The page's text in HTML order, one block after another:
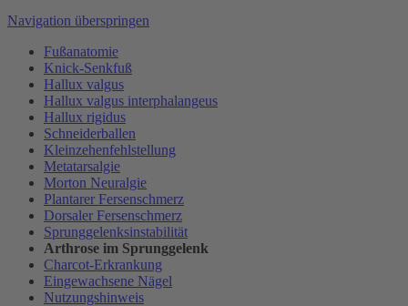
Navigation überspringen
Fußanatomie
Knick-Senkfuß
Hallux valgus
Hallux valgus interphalangeus
Hallux rigidus
Schneiderballen
Kleinzehen­fehlstellung
Metatarsalgie
Morton Neuralgie
Plantarer Fersenschmerz
Dorsaler Fersenschmerz
Sprunggelenksinstabilität
Arthrose im Sprunggelenk
Charcot-Erkrankung
Eingewachsene Nägel
Nutzungshinweis